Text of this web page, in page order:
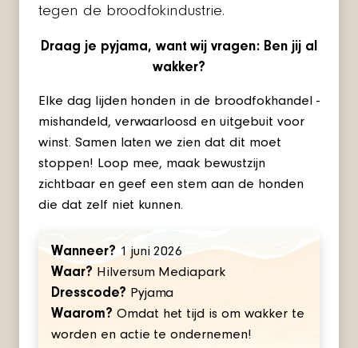
tegen de broodfokindustrie.
Draag je pyjama, want wij vragen: Ben jij al
wakker?
Elke dag lijden honden in de broodfokhandel -
mishandeld, verwaarloosd en uitgebuit voor
winst. Samen laten we zien dat dit moet
stoppen! Loop mee, maak bewustzijn
zichtbaar en geef een stem aan de honden
die dat zelf niet kunnen.
Wanneer? 1 juni 2026
Waar? Hilversum Mediapark
Dresscode? Pyjama
Waarom? Omdat het tijd is om wakker te
worden en actie te ondernemen!